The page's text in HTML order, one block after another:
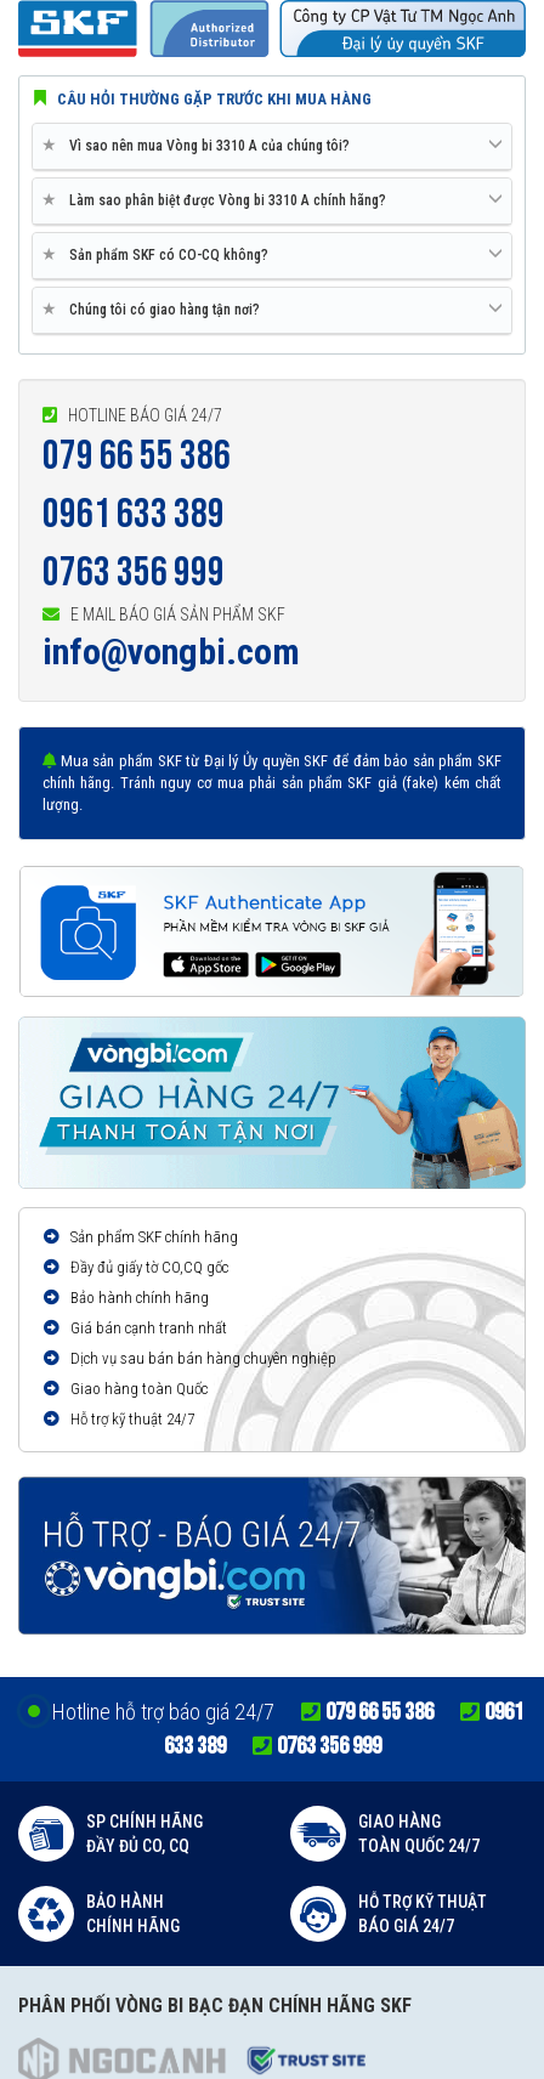
CÂU HỎI THƯỜNG GẶP TRƯỚC KHI MUA HÀNG
★ Vì sao nên mua Vòng bi 3310 A của chúng tôi?
★ Làm sao phân biệt được Vòng bi 3310 A chính hãng?
★ Sản phẩm SKF có CO-CQ không?
★ Chúng tôi có giao hàng tận nơi?
HOTLINE BÁO GIÁ 24/7
079 66 55 386
0961 633 389
0763 356 999
E MAIL BÁO GIÁ SẢN PHẨM SKF
info@vongbi.com
Mua sản phẩm SKF từ Đại lý Ủy quyền SKF để đảm bảo sản phẩm SKF
chính hãng. Tránh nguy cơ mua phải sản phẩm SKF giả (fake) kém chất
lượng.
Sản phẩm SKF chính hãng
Đầy đủ giấy tờ CO,CQ gốc
Bảo hành chính hãng
Giá bán cạnh tranh nhất
Dịch vụ sau bán bán hàng chuyên nghiệp
Giao hàng toàn Quốc
Hỗ trợ kỹ thuật 24/7
Hotline hỗ trợ báo giá 24/7 079 66 55 386
0961
633 389
0763 356 999
SP CHÍNH HÃNG
ĐẦY ĐỦ CO, CQ
GIAO HÀNG
TOÀN QUỐC 24/7
BẢO HÀNH
CHÍNH HÃNG
HỖ TRỢ KỸ THUẬT
BÁO GIÁ 24/7
PHÂN PHỐI VÒNG BI BẠC ĐẠN CHÍNH HÃNG SKF